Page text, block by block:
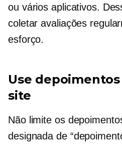
ou vários aplicativos.
coletar avaliações
esforço.
Use
site
Não limite os
designada de